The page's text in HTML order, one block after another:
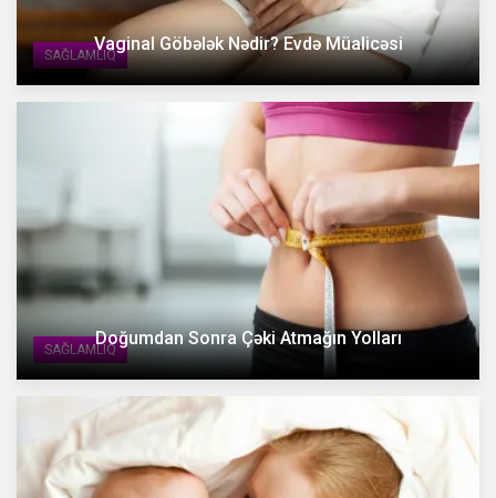
SAĞLAMLIQ
Vaginal Göbələk Nədir? Evdə Müalicəsi
SAĞLAMLIQ
Doğumdan Sonra Çəki Atmağın Yolları